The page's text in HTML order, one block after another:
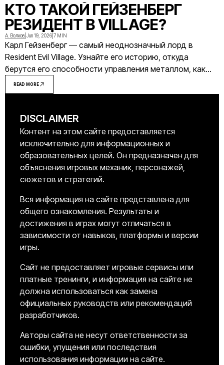
КТО ТАКОЙ ГЕЙЗЕНБЕРГ
РЕЗИДЕНТ В VILLAGE?
А. Волков Jun 19, 2026 7 MIN
Карл Гейзенберг — самый неоднозначный лорд в
Resident Evil Village. Узнайте его историю, откуда
берутся его способности управления металлом, как
устроен его завод и как победить его в бою.
READ MORE
DISCLAIMER
Контент на этом сайте предоставляется
исключительно для информационных и
образовательных целей. Он предназначен для
объяснения игровых механик, персонажей,
сюжетов и стратегий.
Вся информация на сайте представлена для
общего ознакомления. Результаты и
достижения в играх могут отличаться в
зависимости от навыков, платформы и версии
игры.
Сайт не предоставляет игровые сервисы или
платные тренинги, и информация на сайте не
должна использоваться как замена
официальных руководств или рекомендаций
разработчиков.
Авторы сайта не несут ответственности за
ошибки, упущения или последствия
использования информации на сайте.